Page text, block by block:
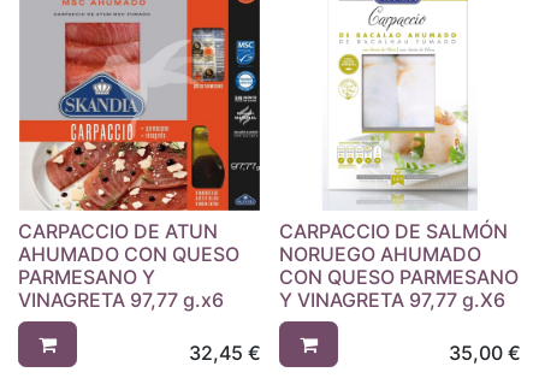
CARPACCIO DE ATUN
AHUMADO CON QUESO
PARMESANO Y
VINAGRETA 97,77 g.x6
32,45 €
CARPACCIO DE SALMÓN
NORUEGO AHUMADO
CON QUESO PARMESANO
Y VINAGRETA 97,77 g.X6
35,00 €